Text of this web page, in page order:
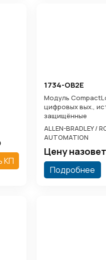
КП
1734-OB2E
Модуль
цифровых вых.,
защищённые
ALLEN-BRADLEY /
AUTOMATION
Цену
Подробнее